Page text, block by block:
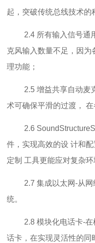
起，突破传统总线技术的
2.4 所有输入信号通
克风输入数量不足，因为
理功能；
2.5 增益共享自动麦
术可确保平滑的过渡，
2.6
件，实现高效的设 计和
定制 工具更能应对复杂环
2.7 集成以太网-从
统。
2.8 模块化电话卡-
话卡，在实现灵活性的同